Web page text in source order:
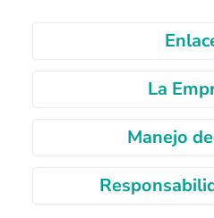
La
Manejo